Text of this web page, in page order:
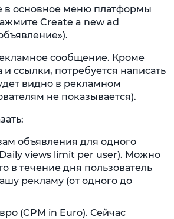
в основное меню платформы
Create a new ad
сообщение. Кроме
и ссылки, потребуется написать
видно в рекламном
не показывается).
объявления для одного
views limit per user). Можно
в течение дня пользователь
рекламу (от одного до
(CPM in Euro). Сейчас